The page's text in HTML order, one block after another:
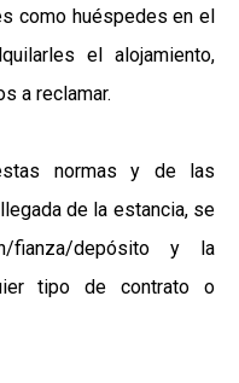
como huéspedes en el
el alojamiento,
a reclamar.
normas y de las
de la estancia, se
fianza/depósito y la
tipo de contrato o